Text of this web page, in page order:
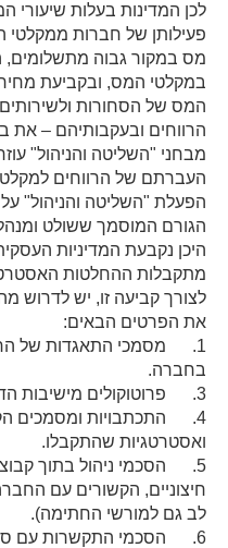
לכן המדינות בעלות שיעורי
פעילותן של חברות ממקלטי
מס במקור גבוה
במקלטי המס, ובקביעת
המס של הסחורות
הרווחים ובעקבותיהם –
מבחני "השליטה והניהול"
העברתם של הרווחים
הפעלת "השליטה והניהול"
הגורם המוסמך ששולט
היכן נקבעת המדיניות
מתקבלות ההחלטות
לצורך קביעה זו, יש לדרוש
את הפרטים הבאים:
1. מסמכי התאגדות של
בחברה.
3. פרוטוקולים מישיבות הדירקטוריון.
4. התכתבויות ומסמכים
ואסטרטגיות שהתקבלו.
5. הסכמי ניהול בתוך
חיצוניים, הקשורים עם
לב גם למורשי החתימה).
6. הסכמי התקשרות עם